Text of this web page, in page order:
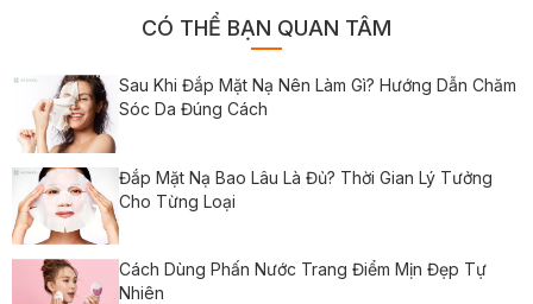
CÓ THỂ BẠN QUAN TÂM
Sau Khi Đắp Mặt Nạ Nên Làm Gì? Hướng Dẫn Chăm
Sóc Da Đúng Cách
Đắp Mặt Nạ Bao Lâu Là Đủ? Thời Gian Lý Tưởng
Cho Từng Loại
Cách Dùng Phấn Nước Trang Điểm Mịn Đẹp Tự
Nhiên